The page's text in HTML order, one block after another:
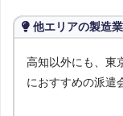
他エリアの製造
高知以外にも、東
におすすめの派遣